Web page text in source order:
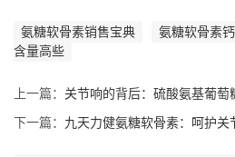
氨糖软骨素销售宝典 氨糖软骨素
含量高些
上一篇： 关节响的背后：硫酸氨基葡萄
下一篇： 九天力健氨糖软骨素：呵护关